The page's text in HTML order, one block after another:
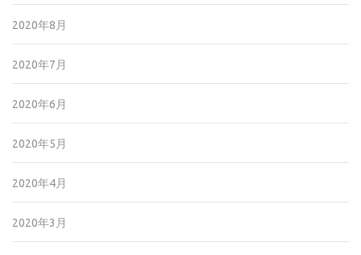
2020年8月
2020年7月
2020年6月
2020年5月
2020年4月
2020年3月